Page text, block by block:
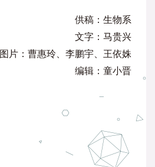
供稿：生物系
文字：马贵兴
图片：曹惠玲、李鹏宇、王依姝
编辑：童小晋